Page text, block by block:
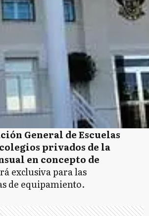
General de Escuelas
colegios privados de la
en concepto de
exclusiva para las
de equipamiento.